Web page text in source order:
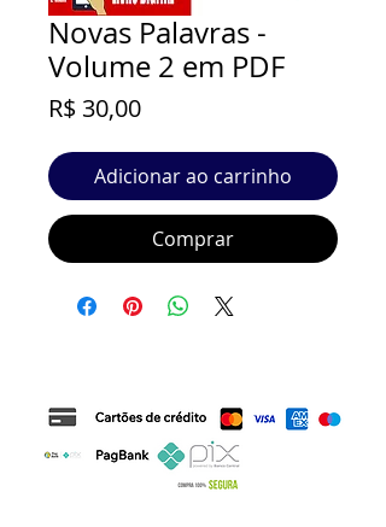
Novas Palavras -
Volume 2 em PDF
R$ 30,00Preço
Adicionar ao carrinho
Comprar